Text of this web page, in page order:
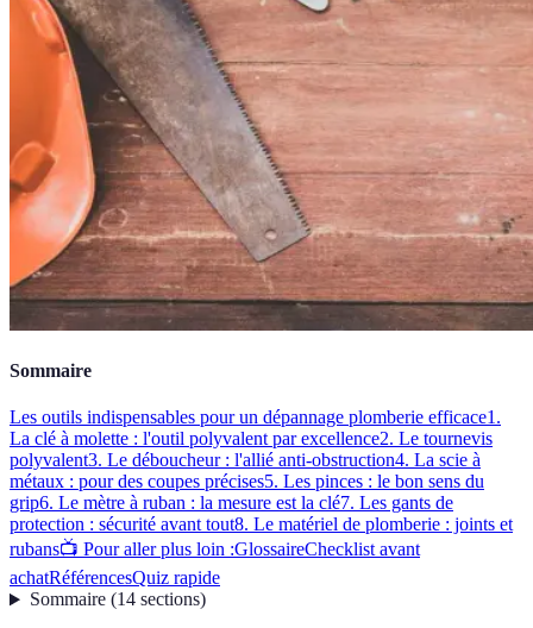
Sommaire
Les outils indispensables pour un dépannage plomberie efficace1.
La clé à molette : l'outil polyvalent par excellence2. Le tournevis
polyvalent3. Le déboucheur : l'allié anti-obstruction4. La scie à
métaux : pour des coupes précises5. Les pinces : le bon sens du
grip6. Le mètre à ruban : la mesure est la clé7. Les gants de
protection : sécurité avant tout8. Le matériel de plomberie : joints et
rubans📺 Pour aller plus loin :GlossaireChecklist avant
achatRéférencesQuiz rapide
Sommaire(14 sections)